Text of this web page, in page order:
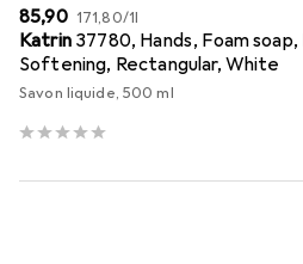
EUR
85,90 EUR
171,80/1l
Katrin 37780, Hands, Foam
Softening, Rectangular, White
Savon liquide, 500 ml